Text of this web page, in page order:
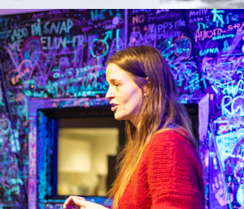
være sammen med ungdommene her